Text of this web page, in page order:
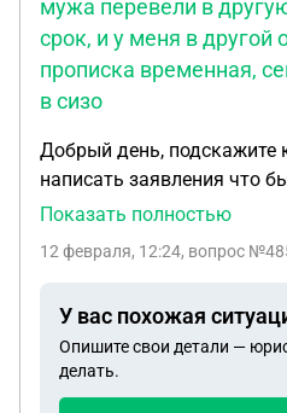
мужа перевели в
срок, и у меня в другой
прописка временная,
в сизо
Добрый день, подскажите
написать заявления что
в другую область
он надится еще в сизо.
Показать полностью
12 февраля, 12:24, вопрос
У вас похожая
Опишите свои детали —
делать.